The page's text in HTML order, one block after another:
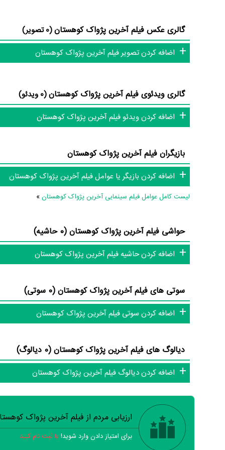
عوامل فیلم آخرین پژواک کوهستان
اگر صدای آخرین پژواک کوهستان به‌گوشتان نشسته و یا از آن
منظومیک صفحه اختصاصی دارند.
اطلاعات فیلم آخرین پژواک کوهستان
تاکنون در بخش‌های گالری عکس و پوستر فیلم آخرین پژواک
دیالوگ برتر فیلم آخرین پژواک کوهستان، سوتی فیلم آخرین
شما به این حد قانع نیستیم؛ باید به‌کمک علاقمندان فیلم، سریال و
گالری عکس فیلم آخرین پژواک کوهستان(0 تصویر)
اضافه کردن تصویر فیلم آخرین پژواک کوهستان
گالری ویدئوی فیلم آخرین پژواک کوهستان(0 ویدئو)
اضافه کردن ویدئو فیلم آخرین پژواک کوهستان
بازیگران فیلم آخرین پژواک کوهستان
اضافه کردن بازیگر یا عوامل فیلم آخرین پژواک کوهستان
لیست کامل عوامل فیلم سینمایی آخرین پژواک کوهستان»
حواشی فیلم آخرین پژواک کوهستان (0 حاشیه)
اضافه کردن حاشیه فیلم آخرین پژواک کوهستان
سوتی های فیلم آخرین پژواک کوهستان (0 سوتی)
اضافه کردن سوتی فیلم آخرین پژواک کوهستان
دیالوگ های فیلم آخرین پژواک کوهستان (0 دیالوگ)
اضافه کردن دیالوگ فیلم آخرین پژواک کوهستان
ارزیابی مردم از فیلم آخرین پژواک
برای امتیاز دادن وارد شوید! یا ثبت نام کنید